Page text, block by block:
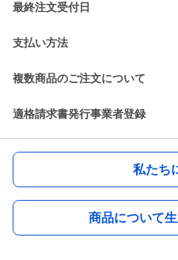
最終注文受付日
支払い方法
複数商品のご注文について
適格請求書発行事業者登録
私たち
商品について